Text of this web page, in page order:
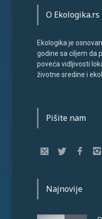
O Ekologika.rs
Ekologika je
godine sa ciljem da
poveća vidljivosti
životne sredine i
Pišite nam
Najnovije